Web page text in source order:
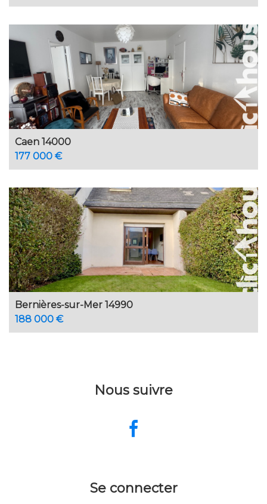
Caen 14000
177 000 €
Bernières-sur-Mer 14990
188 000 €
Nous suivre
Se connecter